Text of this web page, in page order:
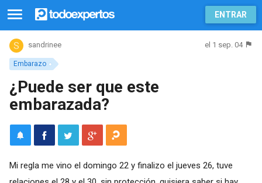
ENTRAR
Embarazo
sandrinee el 1 sep. 04
¿Puede ser que este
embarazada?
Mi regla me vino el domingo 22 y finalizo el jueves 26, tuve